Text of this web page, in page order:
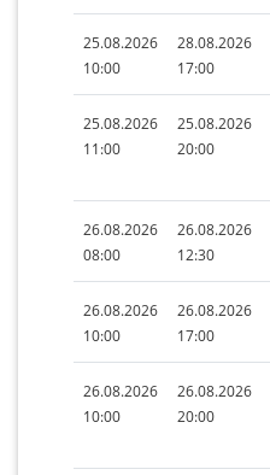
25.08.2026
10:00
28.08.2026
17:00
25.08.2026
11:00
25.08.2026
20:00
26.08.2026
08:00
26.08.2026
12:30
26.08.2026
10:00
26.08.2026
17:00
26.08.2026
10:00
26.08.2026
20:00